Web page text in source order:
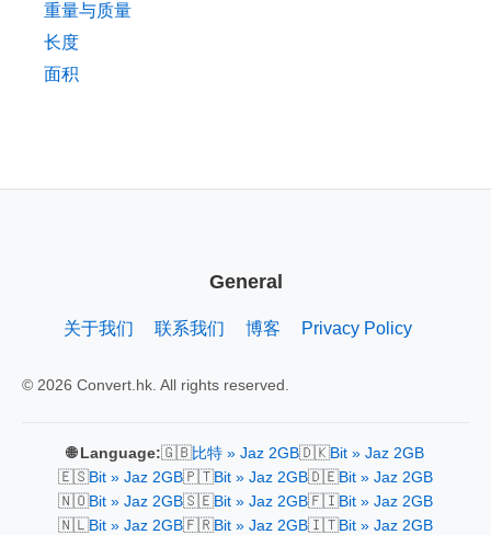
重量与质量
长度
面积
General
关于我们 联系我们 博客 Privacy Policy
© 2026 Convert.hk. All rights reserved.
🌐 Language:🇬🇧比特 » Jaz 2GB🇩🇰Bit » Jaz 2GB
🇪🇸Bit » Jaz 2GB🇵🇹Bit » Jaz 2GB🇩🇪Bit » Jaz 2GB
🇳🇴Bit » Jaz 2GB🇸🇪Bit » Jaz 2GB🇫🇮Bit » Jaz 2GB
🇳🇱Bit » Jaz 2GB🇫🇷Bit » Jaz 2GB🇮🇹Bit » Jaz 2GB